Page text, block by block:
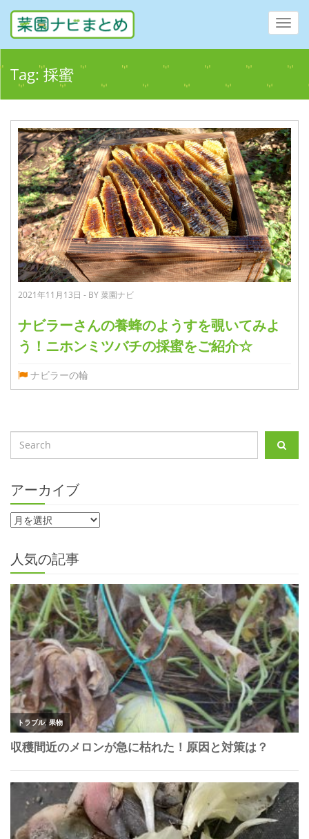
Tag:採蜜
2021年11月13日 - BY 菜園ナビ
ナビラーさんの養蜂のようすを覗いてみよ
う！ニホンミツバチの採蜜をご紹介☆
ナビラーの輪
アーカイブ
人気の記事